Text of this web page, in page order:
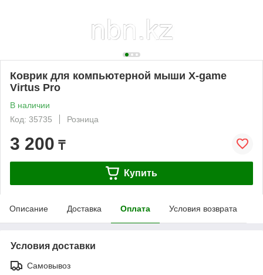
Коврик для компьютерной мыши X-game
Virtus Pro
В наличии
Код: 35735
Розница
3 200 ₸
Купить
Описание Доставка Оплата Условия возврата
Условия доставки
Самовывоз